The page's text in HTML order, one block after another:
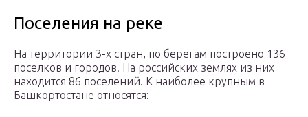
Поселения на реке
На территории 3-х стран, по берегам построено 136
поселков и городов. На российских землях из них
находится 86 поселений. К наиболее крупным в
Башкортостане относятся: